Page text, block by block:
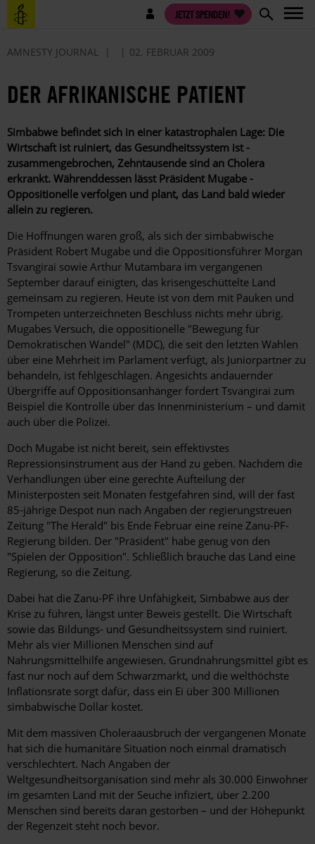
Direkt
zum
Benutzermenü JETZT SPENDEN!
AMNESTY JOURNAL 02. FEBRUAR 2009
DER AFRIKANISCHE PATIENT
Simbabwe befindet sich in einer katastrophalen Lage: Die
Wirtschaft ist ruiniert, das Gesundheitssystem ist ­
zusammengebrochen, Zehntausende sind an Cholera
erkrankt. ­Währenddessen lässt Präsident Mugabe ­
Oppositionelle ­verfolgen und plant, das Land bald wieder
allein zu ­regieren.
Die Hoffnungen waren groß, als sich der simbabwische
Präsident Robert Mugabe und die Oppositionsführer Morgan
Tsvangirai sowie Arthur Mutambara im vergangenen
September darauf einigten, das krisengeschüttelte Land
gemeinsam zu regieren. Heute ist von dem mit Pauken und
Trompeten unterzeichneten Beschluss nichts mehr übrig.
Mugabes Versuch, die oppositionelle "Bewegung für
Demokratischen Wandel" (MDC), die seit den letzten Wahlen
über eine Mehrheit im Parlament verfügt, als Juniorpartner zu
behandeln, ist fehlgeschlagen. Angesichts andauernder
Übergriffe auf Oppositionsanhänger fordert Tsvangirai zum
Beispiel die Kontrolle über das Innenministerium – und damit
auch über die Polizei.
Doch Mugabe ist nicht bereit, sein effektivstes
Repressionsinstrument aus der Hand zu geben. Nachdem die
Verhandlungen über eine gerechte Aufteilung der
Ministerposten seit Monaten festgefahren sind, will der fast
85-jährige Despot nun nach Angaben der regierungstreuen
Zeitung "The Herald" bis Ende Februar eine reine Zanu-PF-
Regierung bilden. Der "Präsident" habe genug von den
"Spielen der Opposition". Schließlich brauche das Land eine
Regierung, so die Zeitung.
Dabei hat die Zanu-PF ihre Unfähigkeit, Simbabwe aus der
Krise zu führen, längst unter Beweis gestellt. Die Wirtschaft
sowie das Bildungs- und Gesundheitssystem sind ruiniert.
Mehr als vier Millionen Menschen sind auf
Nahrungsmittelhilfe angewiesen. Grundnahrungsmittel gibt es
fast nur noch auf dem Schwarzmarkt, und die welthöchste
Inflationsrate sorgt dafür, dass ein Ei über 300 Millionen
simbabwische Dollar kostet.
Mit dem massiven Choleraausbruch der vergangenen Monate
hat sich die humanitäre Situation noch einmal dramatisch
verschlechtert. Nach Angaben der
Weltgesundheitsorganisation sind mehr als 30.000 Einwohner
im gesamten Land mit der Seuche infiziert, über 2.200
Menschen sind bereits daran gestorben – und der Höhepunkt
der Regenzeit steht noch bevor.